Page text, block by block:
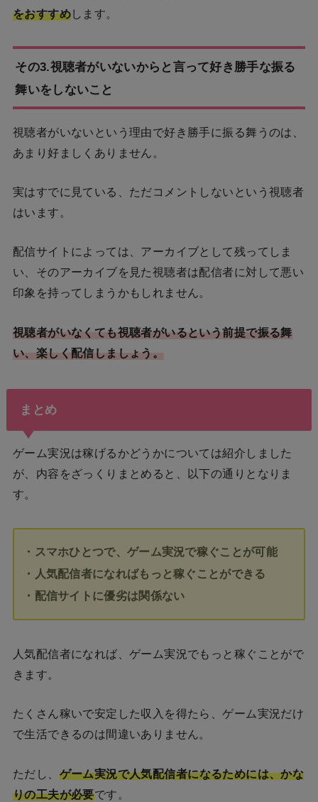
をおすすめします。
その3.視聴者がいないからと言って好き勝手な振る
舞いをしないこと
視聴者がいないという理由で好き勝手に振る舞うのは、
あまり好ましくありません。
実はすでに見ている、ただコメントしないという視聴者
はいます。
配信サイトによっては、アーカイブとして残ってしま
い、そのアーカイブを見た視聴者は配信者に対して悪い
印象を持ってしまうかもしれません。
視聴者がいなくても視聴者がいるという前提で振る舞
い、楽しく配信しましょう。
まとめ
ゲーム実況は稼げるかどうかについては紹介しました
が、内容をざっくりまとめると、以下の通りとなりま
す。
・スマホひとつで、ゲーム実況で稼ぐことが可能
・人気配信者になればもっと稼ぐことができる
・配信サイトに優劣は関係ない
人気配信者になれば、ゲーム実況でもっと稼ぐことがで
きます。
たくさん稼いで安定した収入を得たら、ゲーム実況だけ
で生活できるのは間違いありません。
ただし、 ゲーム実況で人気配信者になるためには、かな
りの工夫が必要です。